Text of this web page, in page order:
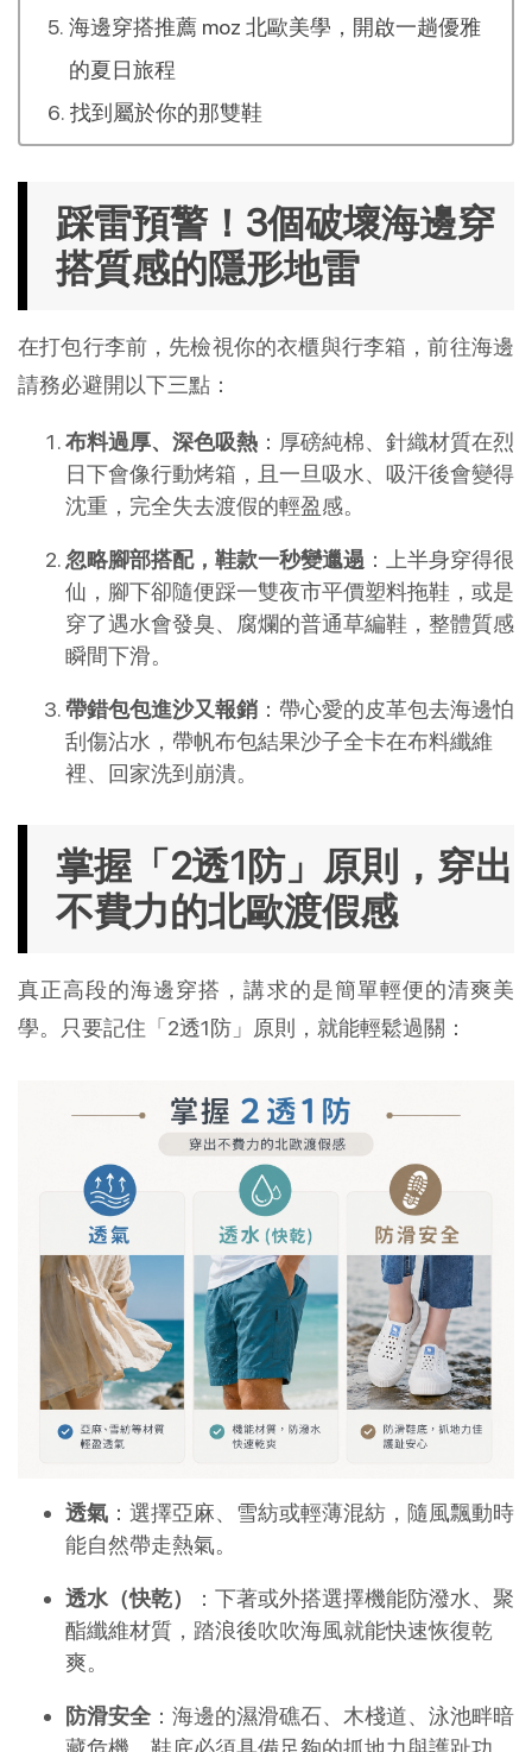
海邊穿搭推薦 moz 北歐美學，開啟一趟優雅
的夏日旅程
找到屬於你的那雙鞋
踩雷預警！3個破壞海邊穿
搭質感的隱形地雷
在打包行李前，先檢視你的衣櫃與行李箱，前往海邊
請務必避開以下三點：
布料過厚、深色吸熱 ：厚磅純棉、針織材質在烈
日下會像行動烤箱，且一旦吸水、吸汗後會變得
沈重，完全失去渡假的輕盈感。
忽略腳部搭配，鞋款一秒變邋遢 ：上半身穿得很
仙，腳下卻隨便踩一雙夜市平價塑料拖鞋，或是
穿了遇水會發臭、腐爛的普通草編鞋，整體質感
瞬間下滑。
帶錯包包進沙又報銷 ：帶心愛的皮革包去海邊怕
刮傷沾水，帶帆布包結果沙子全卡在布料纖維
裡、回家洗到崩潰。
掌握「2透1防」原則，穿出
不費力的北歐渡假感
真正高段的海邊穿搭，講求的是簡單輕便的清爽美
學。只要記住「2透1防」原則，就能輕鬆過關：
透氣 ：選擇亞麻、雪紡或輕薄混紡，隨風飄動時
能自然帶走熱氣。
透水（快乾）
：下著或外搭選擇機能防潑水、聚
酯纖維材質，踏浪後吹吹海風就能快速恢復乾
爽。
防滑安全：海邊的濕滑礁石、木棧道、泳池畔暗